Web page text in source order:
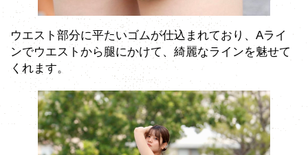
ウエスト部分に平たいゴムが仕込まれており、Aライ
ンでウエストから腿にかけて、綺麗なラインを魅せて
くれます。